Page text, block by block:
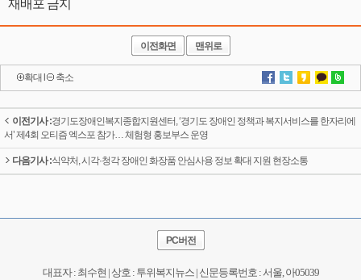
재배포 금지
이전화면 맨위로
확대 축소
이전기사 :경기도장애인복지종합지원센터, ‘경기도 장애인 정책과 복지서비스를 한자리에
서’ 제4회 오티즘 엑스포 참가… 체험형 홍보부스 운영
다음기사 :식약처, 시각·청각 장애인 화장품 안심사용 정보 확대 지원 현장소통
PC버전
대표자 : 최수현 | 상호 : 투위복지뉴스 | 신문등록번호 : 서울, 아05039